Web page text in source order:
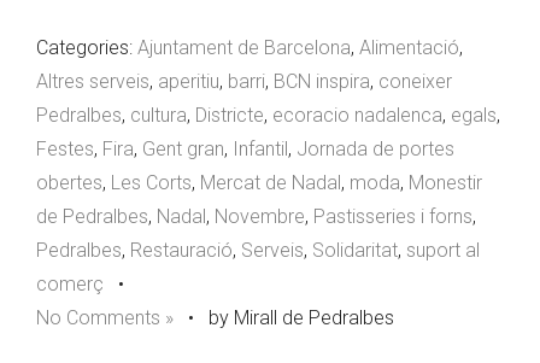
Categories: Ajuntament de Barcelona, Alimentació,
Altres serveis, aperitiu, barri, BCN inspira, coneixer
Pedralbes, cultura, Districte, ecoracio nadalenca, egals,
Festes, Fira, Gent gran, Infantil, Jornada de portes
obertes, Les Corts, Mercat de Nadal, moda, Monestir
de Pedralbes, Nadal, Novembre, Pastisseries i forns,
Pedralbes, Restauració, Serveis, Solidaritat, suport al
comerç •
No Comments » • by Mirall de Pedralbes